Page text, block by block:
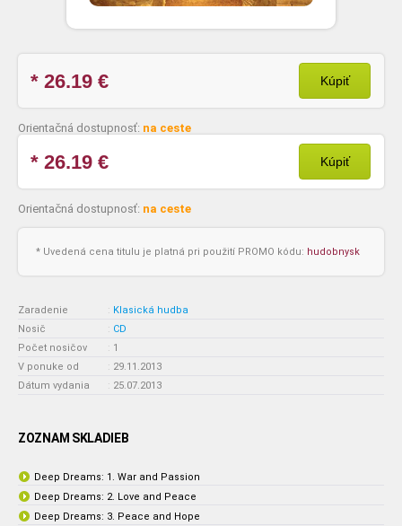
* 26.19 € Kúpiť
Orientačná dostupnosť: na ceste
* 26.19 € Kúpiť
Orientačná dostupnosť: na ceste
* Uvedená cena titulu je platná pri použití PROMO kódu: hudobnysk
Zaradenie : Klasická hudba
Nosič
: CD
Počet nosičov
: 1
V ponuke od
: 29.11.2013
Dátum vydania
: 25.07.2013
ZOZNAM SKLADIEB
Deep Dreams: 1. War and Passion
Deep Dreams: 2. Love and Peace
Deep Dreams: 3. Peace and Hope